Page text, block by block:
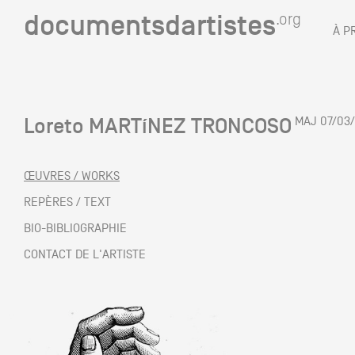
documentsdartistes.org
À
documentsdartistes.org
Équipe
Partenaires
Crédits
Documentation
Loreto MARTíNEZ TRONCOSO MAJ 07/
ŒUVRES / WORKS
REPÈRES / TEXT
BIO-BIBLIOGRAPHIE
CONTACT DE L'ARTISTE